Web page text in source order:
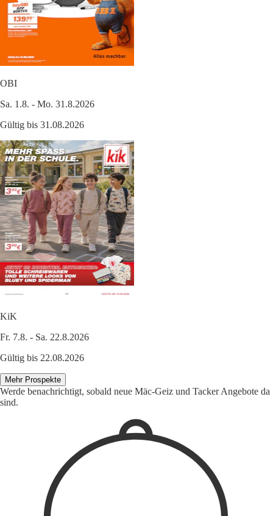
OBI
Sa. 1.8. - Mo. 31.8.2026
Gültig bis 31.08.2026
KiK
Fr. 7.8. - Sa. 22.8.2026
Gültig bis 22.08.2026
Mehr Prospekte
Werde benachrichtigt, sobald neue Mäc-Geiz und Tacker Angebote da
sind.